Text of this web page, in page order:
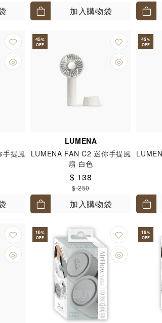
加入購物袋
手提風
45%
OFF
LUMENA
LUMENA FAN C2 迷你手提風
扇 白色
$ 138
$ 250
加入購物袋
45%
OFF
16%
OFF
16%
OFF